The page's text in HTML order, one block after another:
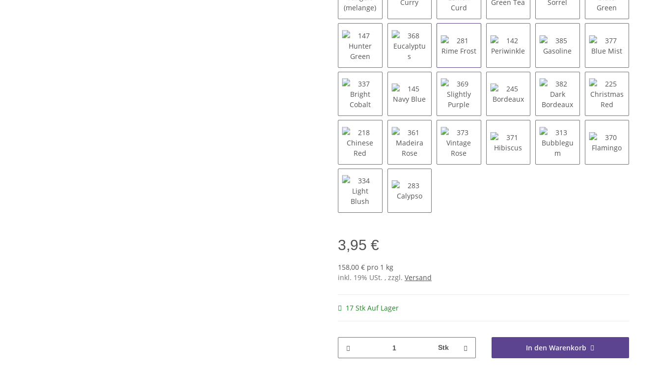
831 Tangelo (melange)
285 Curry 374 Lemon Curd355 Green Tea210 Sorrel 105 Slate Green
147 Hunter Green368 Eucalyptus281 Rime Frost142 Periwinkle385 Gasoline 377 Blue Mist
337 Bright Cobalt145 Navy Blue 369 Slightly Purple245 Bordeaux 382 Dark Bordeaux225 Christmas
218 Chinese Red361 Madeira Rose
3,95 €
158,00 € pro 1 kg
inkl. 19% USt. , zzgl. Versand
17 Stk Auf Lager
Stk In den Warenkorb